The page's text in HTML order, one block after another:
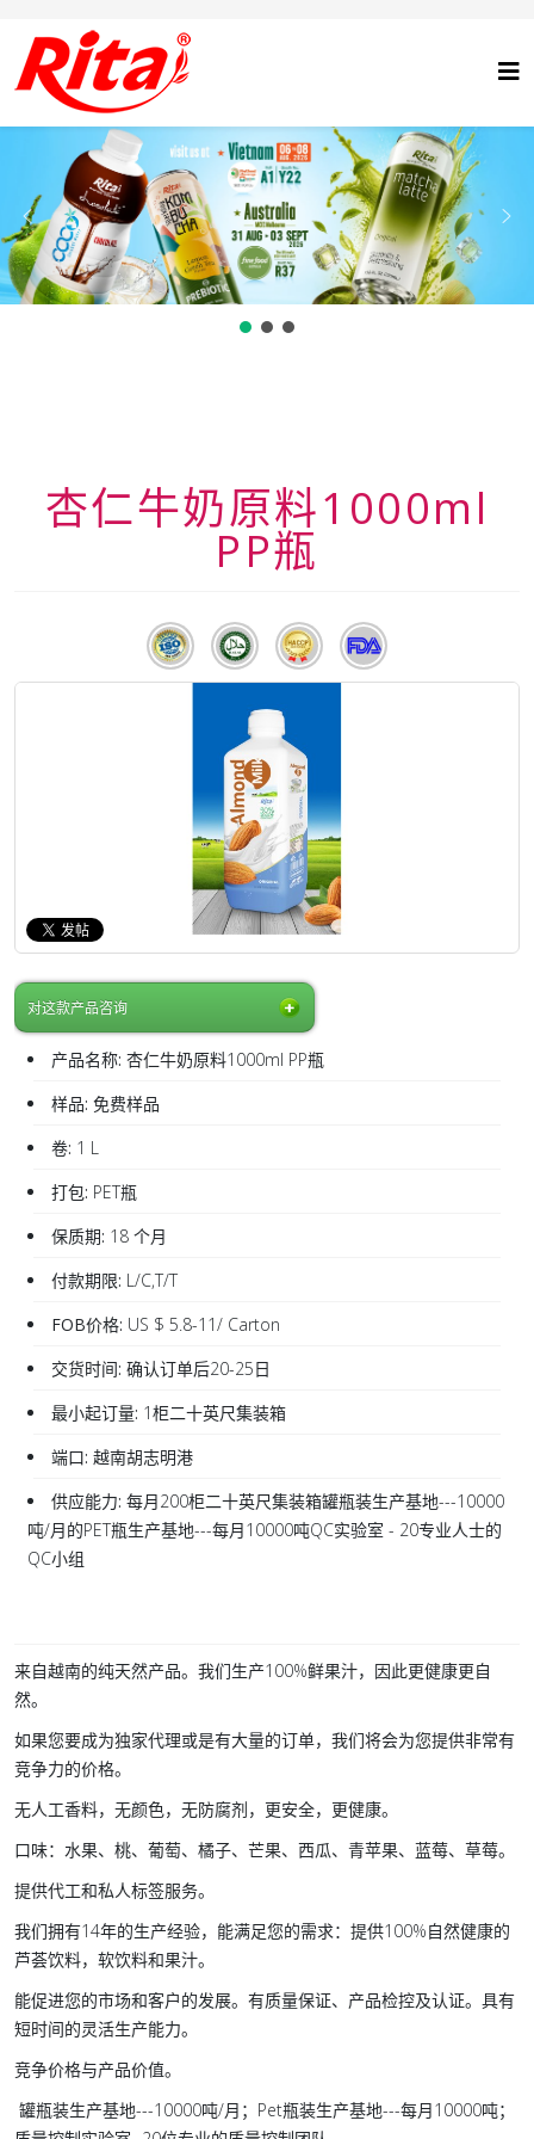
杏仁牛奶原料1000ml
PP瓶
对这款产品咨询
产品名称: 杏仁牛奶原料1000ml PP瓶
样品: 免费样品
卷: 1 L
打包: PET瓶
保质期: 18 个月
付款期限: L/C,T/T
FOB价格: US $ 5.8-11/ Carton
交货时间: 确认订单后20-25日
最小起订量: 1柜二十英尺集装箱
端口: 越南胡志明港
供应能力: 每月200柜二十英尺集装箱罐瓶装生产基地---10000
吨/月的PET瓶生产基地---每月10000吨QC实验室 - 20专业人士的
QC小组
来自越南的纯天然产品。我们生产100%鲜果汁，因此更健康更自
然。
如果您要成为独家代理或是有大量的订单，我们将会为您提供非常有
竞争力的价格。
无人工香料，无颜色，无防腐剂，更安全，更健康。
口味：水果、桃、葡萄、橘子、芒果、西瓜、青苹果、蓝莓、草莓。
提供代工和私人标签服务。
我们拥有14年的生产经验，能满足您的需求：提供100%自然健康的
芦荟饮料，软饮料和果汁。
能促进您的市场和客户的发展。有质量保证、产品检控及认证。具有
短时间的灵活生产能力。
竞争价格与产品价值。
罐瓶装生产基地---10000吨/月；Pet瓶装生产基地---每月10000吨；